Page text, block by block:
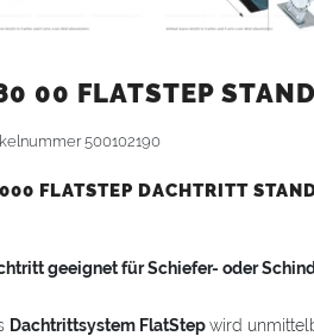
00 FLATSTEP
500102190
FLATSTEP DACHTRITT
geeignet für Schiefer- oder
Dachtrittsystem FlatStepwird